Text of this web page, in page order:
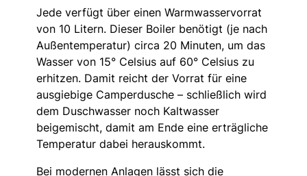
Jede verfügt über einen Warmwasservorrat
von 10 Litern. Dieser Boiler benötigt (je nach
Außentemperatur) circa 20 Minuten, um das
Wasser von 15° Celsius auf 60° Celsius zu
erhitzen. Damit reicht der Vorrat für eine
ausgiebige Camperdusche – schließlich wird
dem Duschwasser noch Kaltwasser
beigemischt, damit am Ende eine erträgliche
Temperatur dabei herauskommt.
Bei modernen Anlagen lässt sich die